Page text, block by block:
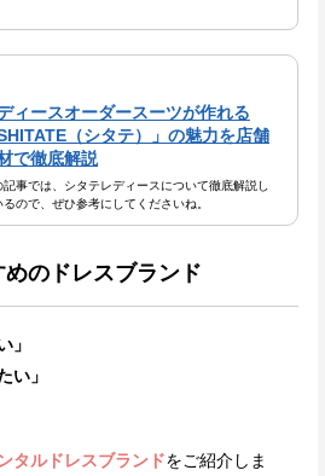
ィースオーダースーツが作れる
SHITATE（シタテ）」の魅力を店舗
で徹底解説
記事では、シタテレディースについて徹底解説し
るので、ぜひ参考にしてくださいね。
のドレスブランド
」
い」
タルドレスブランドをご紹介しま